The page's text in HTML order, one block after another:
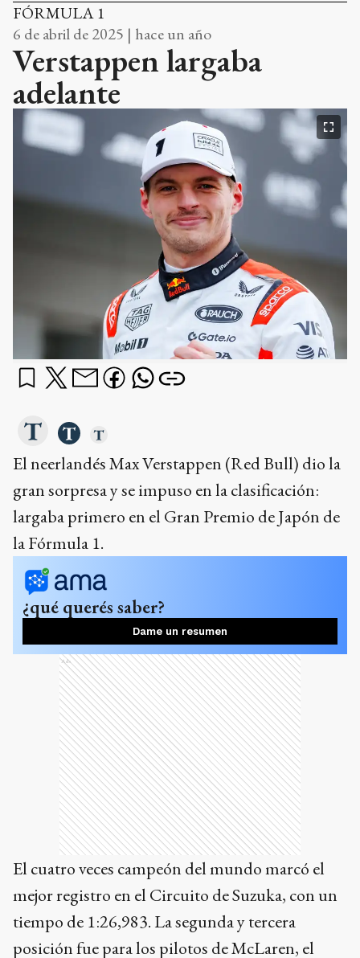
FÓRMULA 1
6 de abril de 2025 | hace un año
Verstappen largaba
adelante
El neerlandés Max Verstappen (Red Bull) dio la
gran sorpresa y se impuso en la clasificación:
largaba primero en el Gran Premio de Japón de
la Fórmula 1.
¿qué querés saber?
Dame un resumen
Ads
El cuatro veces campeón del mundo marcó el
mejor registro en el Circuito de Suzuka, con un
tiempo de 1:26,983. La segunda y tercera
posición fue para los pilotos de McLaren, el